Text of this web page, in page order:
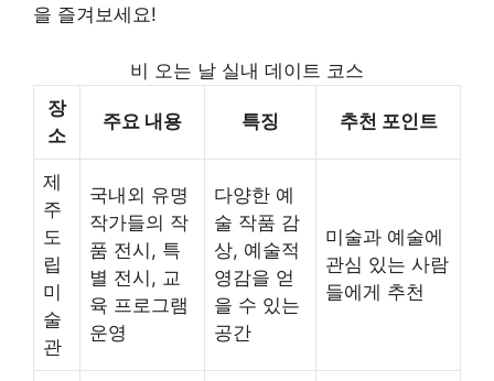
을 즐겨보세요!
비 오는 날 실내 데이트 코스
장
소
주요 내용 특징 추천 포인트
제
주
도
립
미
술
관
국내외 유명
작가들의 작
품 전시, 특
별 전시, 교
육 프로그램
운영
다양한 예
술 작품 감
상, 예술적
영감을 얻
을 수 있는
공간
미술과 예술에
관심 있는 사람
들에게 추천